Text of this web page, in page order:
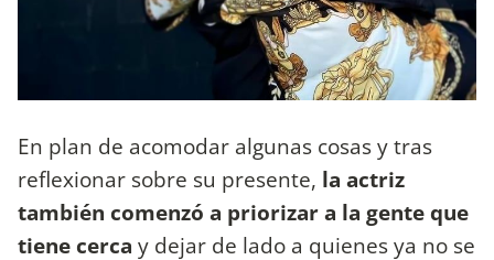
En plan de acomodar algunas cosas y tras
reflexionar sobre su presente, la actriz
también comenzó a priorizar a la gente que
tiene cerca y dejar de lado a quienes ya no se